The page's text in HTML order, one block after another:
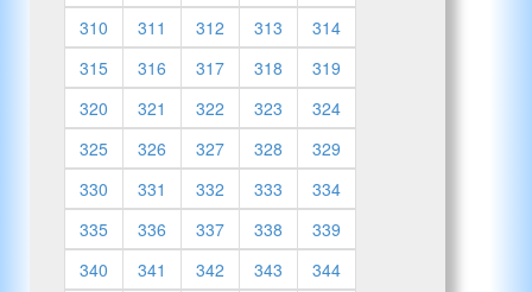
310
311 312 313
314
315
316 317 318
319
320
321 322 323
324
325
326 327 328
329
330
331 332 333
334
335
336 337 338
339
340
341 342 343
344